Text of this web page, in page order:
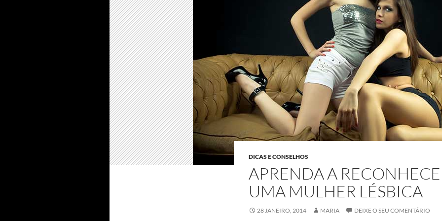
DICAS E CONSELHOS
APRENDA A
UMA MULHER LÉSBICA
28 JANEIRO, 2014 MARIA DEIXE O SEU COMENTÁRIO